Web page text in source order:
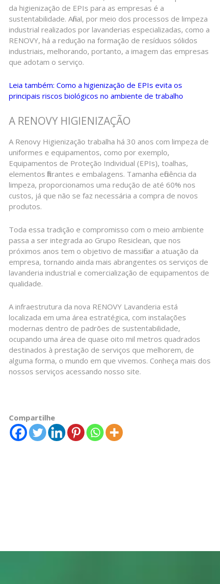
da higienização de EPIs para as empresas é a
sustentabilidade. Afinal, por meio dos processos de limpeza
industrial realizados por lavanderias especializadas, como a
RENOVY, há a redução na formação de resíduos sólidos
industriais, melhorando, portanto, a imagem das empresas
que adotam o serviço.
Leia também: Como a higienização de EPIs evita os
principais riscos biológicos no ambiente de trabalho
A RENOVY HIGIENIZAÇÃO
A Renovy Higienização trabalha há 30 anos com limpeza de
uniformes e equipamentos, como por exemplo,
Equipamentos de Proteção Individual (EPIs), toalhas,
elementos filtrantes e embalagens. Tamanha eficiência da
limpeza, proporcionamos uma redução de até 60% nos
custos, já que não se faz necessária a compra de novos
produtos.
Toda essa tradição e compromisso com o meio ambiente
passa a ser integrada ao Grupo Resiclean, que nos
próximos anos tem o objetivo de massificar a atuação da
empresa, tornando ainda mais abrangentes os serviços de
lavanderia industrial e comercialização de equipamentos de
qualidade.
A infraestrutura da nova RENOVY Lavanderia está
localizada em uma área estratégica, com instalações
modernas dentro de padrões de sustentabilidade,
ocupando uma área de quase oito mil metros quadrados
destinados à prestação de serviços que melhorem, de
alguma forma, o mundo em que vivemos. Conheça mais dos
nossos serviços acessando nosso site.
Compartilhe